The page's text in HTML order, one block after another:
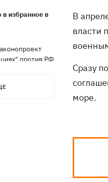
избранное в
против РФ
в Сербию
В
власти
Сразу
море.